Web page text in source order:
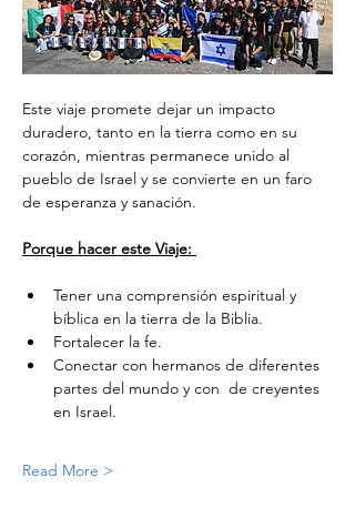
Este viaje promete dejar un impacto
duradero, tanto en la tierra como en su
corazón, mientras permanece unido al
pueblo de Israel y se convierte en un faro
de esperanza y sanación.
Porque hacer este Viaje:
Tener una comprensión espiritual y
bíblica en la tierra de la Biblia.
Fortalecer la fe.
Conectar con hermanos de diferentes
partes del mundo y con  de creyentes
en Israel.
Read More >